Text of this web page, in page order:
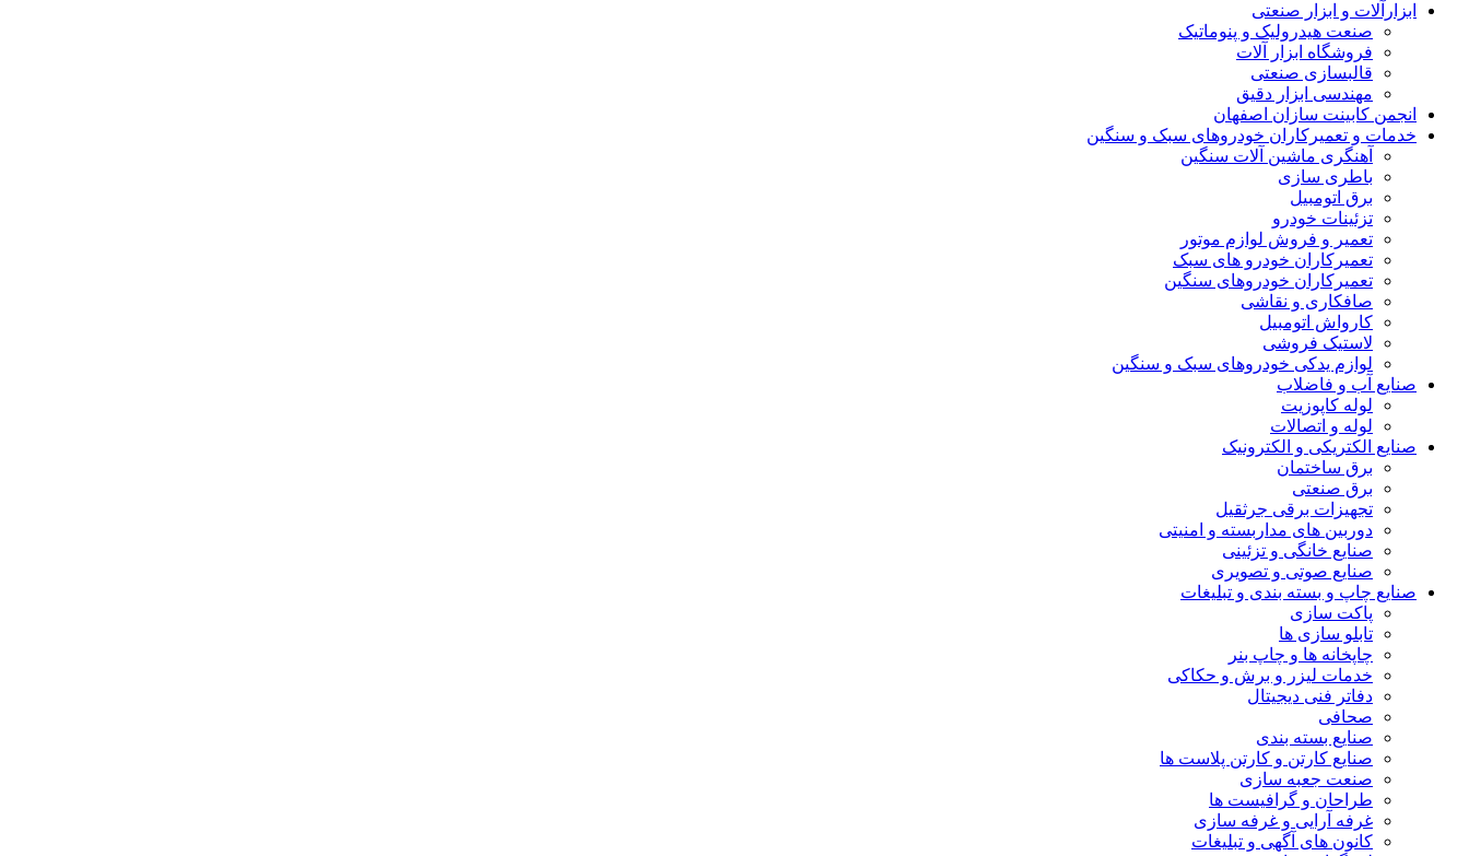
ابزارآلات و ابزار صنعتی
صنعت هیدرولیک و پنوماتیک
فروشگاه ابزار آلات
قالبسازی صنعتی
مهندسی ابزار دقیق
انجمن کابینت سازان اصفهان
خدمات و تعمیرکاران خودروهای سبک و سنگین
آهنگری ماشین آلات سنگین
باطری سازی
برق اتومبیل
تزئینات خودرو
تعمیر و فروش لوازم موتور
تعمیرکاران خودرو های سبک
تعمیرکاران خودروهای سنگین
صافکاری و نقاشی
کارواش اتومبیل
لاستیک فروشی
لوازم یدکی خودروهای سبک و سنگین
صنایع آب و فاضلاب
لوله کاپوزیت
لوله و اتصالات
صنایع الکتریکی و الکترونیک
برق ساختمان
برق صنعتی
تجهیزات برقی جرثقیل
دوربین های مداربسته و امنیتی
صنایع خانگی و تزئینی
صنایع صوتی و تصویری
صنایع چاپ و بسته بندی و تبلیغات
پاکت سازی
تابلو سازی ها
چاپخانه ها و چاپ بنر
خدمات لیزر و برش و حکاکی
دفاتر فنی دیجیتال
صحافی
صنایع بسته بندی
صنایع کارتن و کارتن پلاست ها
صنعت جعبه سازی
طراحان و گرافیست ها
غرفه آرایی و غرفه سازی
کانون های آگهی و تبلیغات